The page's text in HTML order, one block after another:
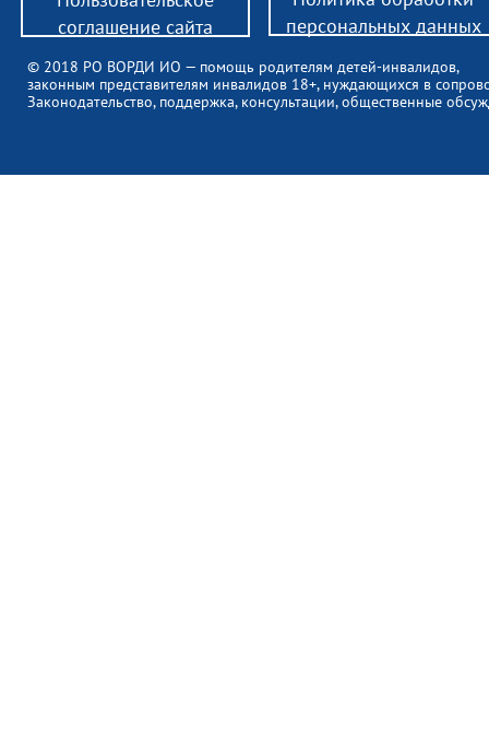
© 2018 РО ВОРДИ ИО — помощь родителям детей-инвалидов,
законным представителям инвалидов 18+, нуждающихся в
Законодательство, поддержка, консультации, общественные
соглашение сайта
персональных данных